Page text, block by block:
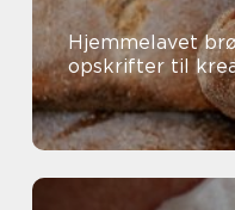
Hjemmelavet
opskrifter til